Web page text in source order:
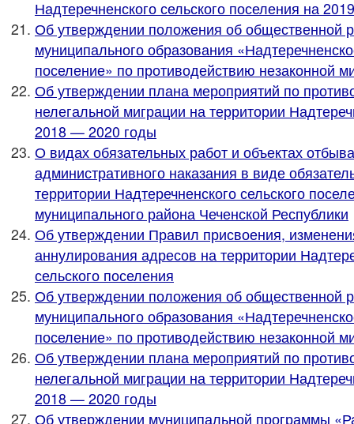
Надтеречненского сельского поселения на
Об утверждении положения об общественной
муниципального образования
поселение» по противодействию незаконной
Об утверждении плана мероприятий по
нелегальной миграции на территории
2018 — 2020 годы
О видах обязательных работ и объектах
административного наказания в виде
территории Надтеречненского сельского
муниципального района Чеченской Республики
Об утверждении Правил присвоения,
аннулирования адресов на территории
сельского поселения
Об утверждении положения об общественной
муниципального образования
поселение» по противодействию незаконной
Об утверждении плана мероприятий по
нелегальной миграции на территории
2018 — 2020 годы
Об утверждении муниципальной программы